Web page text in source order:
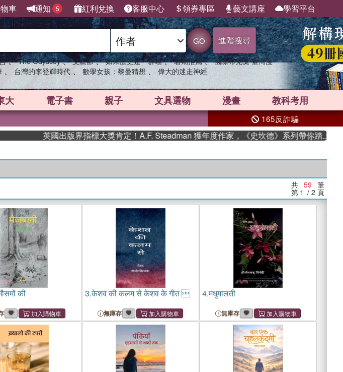
車 通知 5 紅利兌換 客服中心 領券專區 藝文講座 學習平台
GO 進階搜尋
、 The Odyssey 、 父親節 、 如果歷史是一群喵 、 暑期推薦 、 國際布克獎 臺灣漫
、 台灣的李登輝時代 、 數學女孩：黎曼猜想 、 偉大的迷走神經
大 電子書 親子 文具選物 漫畫 教科考用
165反詐騙
英國出版界指標大獎肯定！A.F. Steadman 獲年度作家，《史坎德》系列帶你踏上熱血奇幻旅程
共 59 筆
第 1 / 2 頁
की 3.केशव की कलम से केशव के गीत 
無庫存
4.मधुमालती
無庫存